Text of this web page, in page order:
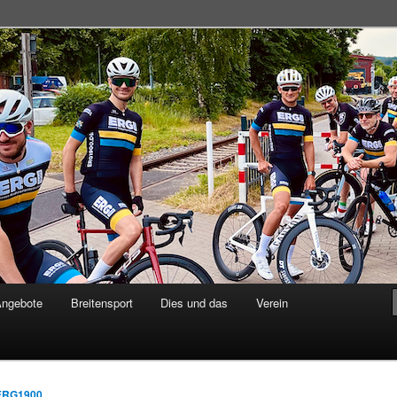
Breitensport Dies und das Verein